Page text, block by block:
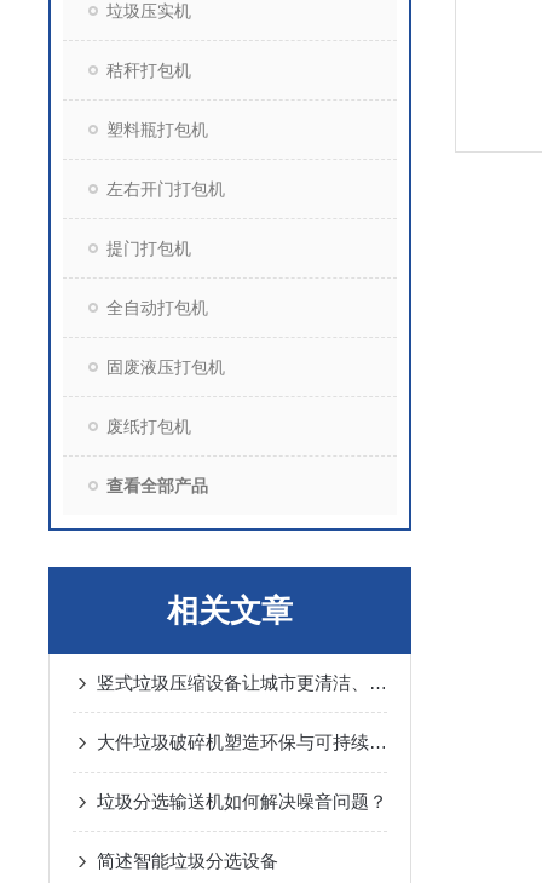
垃圾压实机
秸秆打包机
塑料瓶打包机
左右开门打包机
提门打包机
全自动打包机
固废液压打包机
废纸打包机
查看全部产品
相关文章
竖式垃圾压缩设备让城市更清洁、更美好
大件垃圾破碎机塑造环保与可持续未来的力量
垃圾分选输送机如何解决噪音问题？
简述智能垃圾分选设备